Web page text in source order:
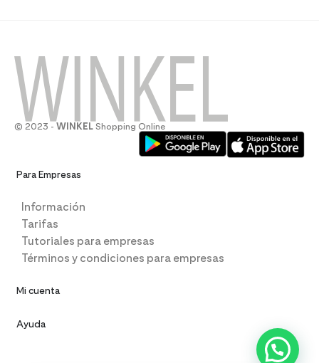
© 2023 - WINKEL Shopping Online
Para Empresas
Información
Tarifas
Tutoriales para empresas
Términos y condiciones para empresas
Mi cuenta
Ayuda